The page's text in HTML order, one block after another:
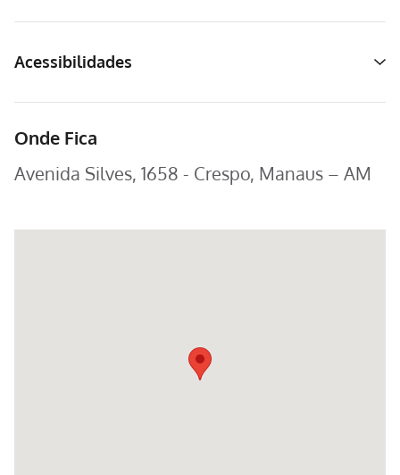
Acessibilidades
Onde Fica
Avenida Silves, 1658 - Crespo, Manaus – AM